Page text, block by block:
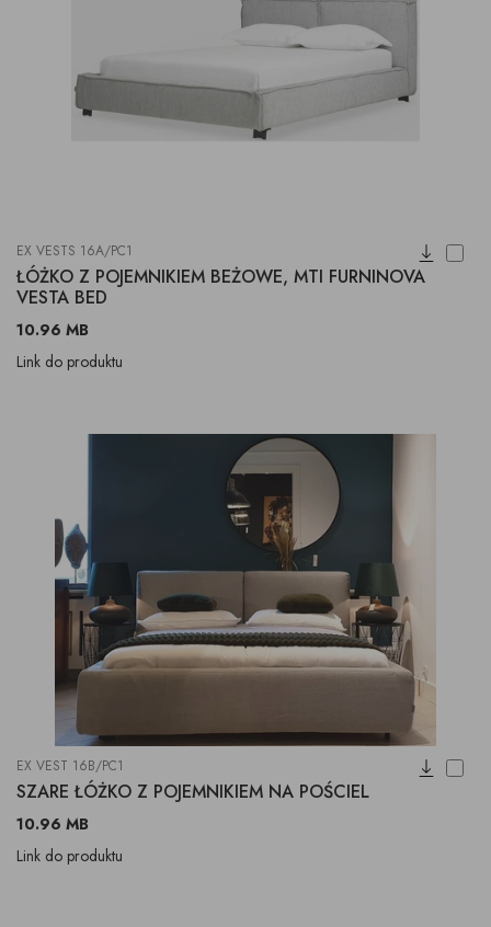
EX VESTS 16A/PC1
ŁÓŻKO Z POJEMNIKIEM BEŻOWE, MTI FURNINOVA
VESTA BED
10.96 MB
Link do produktu
EX VEST 16B/PC1
SZARE ŁÓŻKO Z POJEMNIKIEM NA POŚCIEL
10.96 MB
Link do produktu